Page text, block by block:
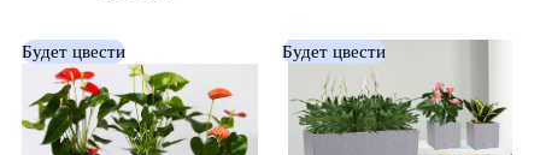
Будет цвести Будет цвести